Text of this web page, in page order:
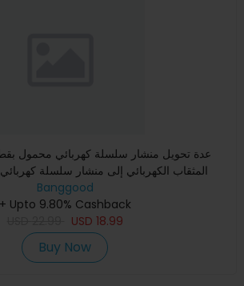
المثقاب الكهربائي إلى منشار سلسلة كهربائي
Banggood
+ Upto 9.80% Cashback
USD 18.99
Buy Now